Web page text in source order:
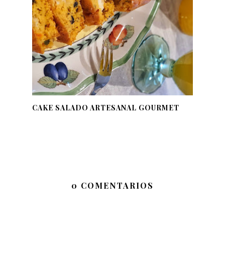
CAKE SALADO ARTESANAL GOURMET
0 COMENTARIOS